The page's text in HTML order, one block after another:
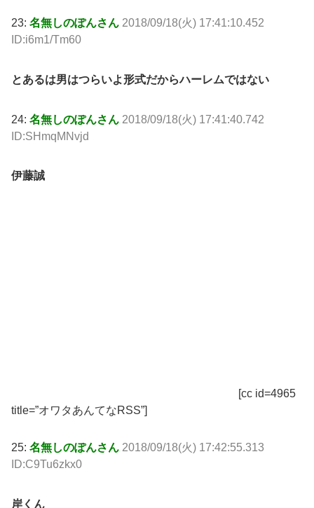
23: 名無しのぽんさん 2018/09/18(火) 17:41:10.452
ID:i6m1/Tm60
とあるは男はつらいよ形式だからハーレムではない
24: 名無しのぽんさん 2018/09/18(火) 17:41:40.742
ID:SHmqMNvjd
伊藤誠
[cc id=4965
title=”オワタあんてなRSS”]
25: 名無しのぽんさん 2018/09/18(火) 17:42:55.313
ID:C9Tu6zkx0
岸くん